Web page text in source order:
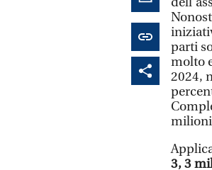
parti
molto
2024,
milioni
3, 3